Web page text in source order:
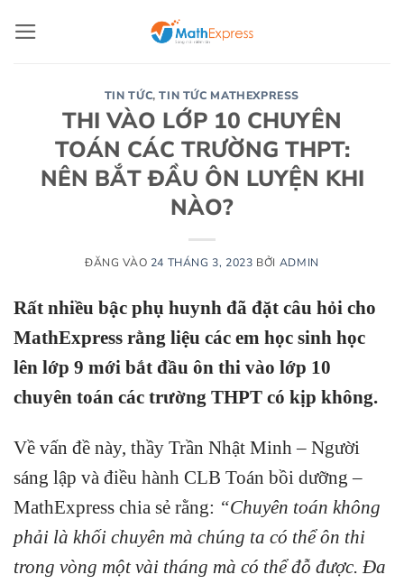
qua
TIN TỨC,TIN TỨC MATHEXPRESS
THI VÀO LỚP 10 CHUYÊN
TOÁN CÁC TRƯỜNG THPT:
NÊN BẮT ĐẦU ÔN LUYỆN KHI
NÀO?
ĐĂNG VÀO 24 THÁNG 3, 2023 BỞI ADMIN
Rất nhiều bậc phụ huynh đã đặt câu hỏi cho
MathExpress rằng liệu các em học sinh học
lên lớp 9 mới bắt đầu ôn thi vào lớp 10
chuyên toán các trường THPT có kịp không.
Về vấn đề này, thầy Trần Nhật Minh – Người
sáng lập và điều hành CLB Toán bồi dưỡng –
MathExpress chia sẻ rằng: “Chuyên toán không
phải là khối chuyên mà chúng ta có thể ôn thi
trong vòng một vài tháng mà có thể đỗ được. Đa